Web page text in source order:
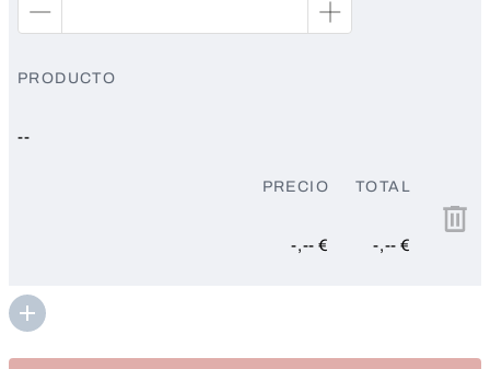
PRODUCTO
--
PRECIO
-,-- €
TOTAL
-,-- €